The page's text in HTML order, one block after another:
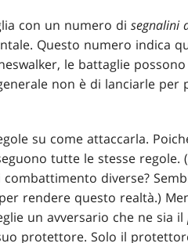
con un numero di segnalini
Questo numero indica
le battaglie
non è di lanciarle
su come attaccarla.
tutte le stesse
diverse?
rendere questo realtà.)
un avversario che ne sia il
protettore. Solo il